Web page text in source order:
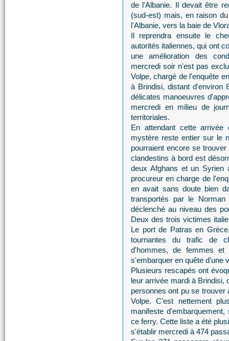
de l'Albanie. Il devait être
(sud-est) mais, en raison
l'Albanie, vers la baie de
Il reprendra ensuite le
autorités italiennes, qui ont
une amélioration des
mercredi soir n'est pas
Volpe, chargé de l'enquête
à Brindisi, distant d'environ
délicates manoeuvres
mercredi en milieu de
territoriales.
En attendant cette
mystère reste entier sur le
pourraient encore se
clandestins à bord est
deux Afghans et un Syrien
procureur en charge de
en avait sans doute bien
transportés par le
déclenché au niveau des
Deux des trois victimes
Le port de Patras en
tournantes du trafic de
d'hommes, de femmes et
s'embarquer en quête d'une
Plusieurs rescapés ont
leur arrivée mardi à Brindisi,
personnes ont pu se
Volpe. C'est nettement
manifeste
ce ferry. Cette liste a été
s'établir mercredi à 474